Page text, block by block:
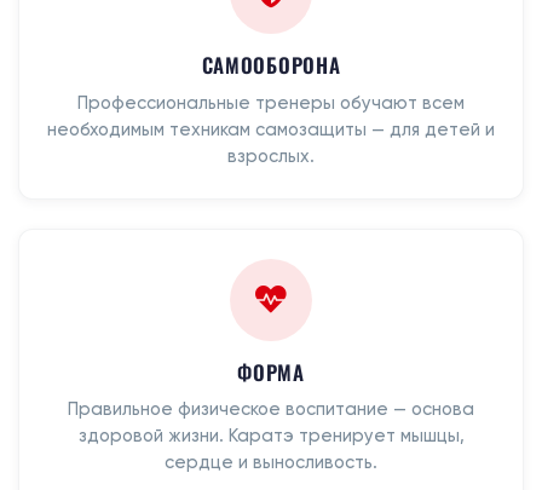
САМООБОРОНА
Профессиональные тренеры обучают всем
необходимым техникам самозащиты — для детей и
взрослых.
ФОРМА
Правильное физическое воспитание — основа
здоровой жизни. Каратэ тренирует мышцы,
сердце и выносливость.